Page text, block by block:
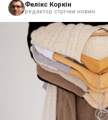
Фелікс Коркін
редактор стрічки новин